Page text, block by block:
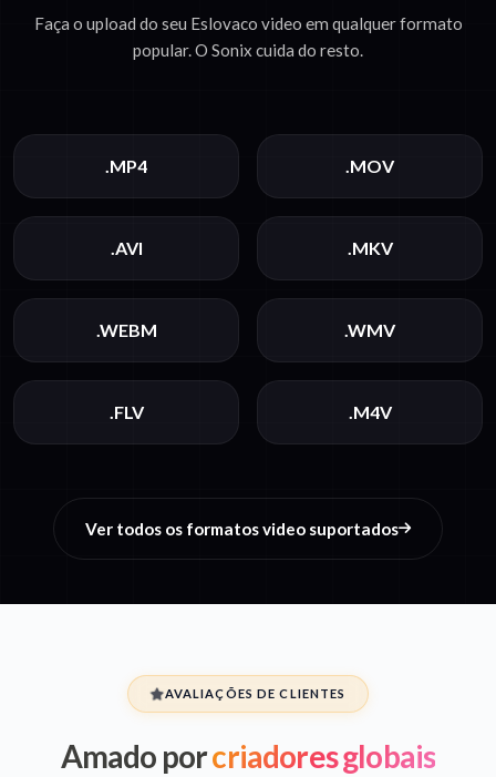
Faça o upload do seu Eslovaco video em qualquer formato
popular. O Sonix cuida do resto.
.MP4 .MOV
.AVI .MKV
.WEBM .WMV
.FLV .M4V
Ver todos os formatos video suportados
AVALIAÇÕES DE CLIENTES
Amado porcriadores globais